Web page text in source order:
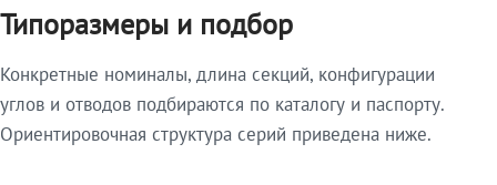
Типоразмеры и подбор
Конкретные номиналы, длина секций, конфигурации
углов и отводов подбираются по каталогу и паспорту.
Ориентировочная структура серий приведена ниже.